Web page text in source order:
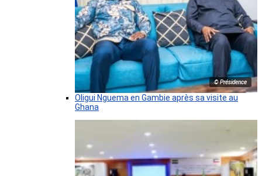
© Présidence
Oligui Nguema en Gambie après sa visite au
Ghana